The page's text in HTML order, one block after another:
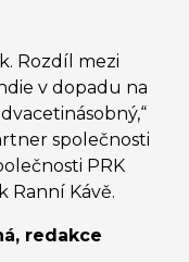
Rozdíl mezi
v dopadu na
společnosti
PRK
Ranní Kávě.
redakce